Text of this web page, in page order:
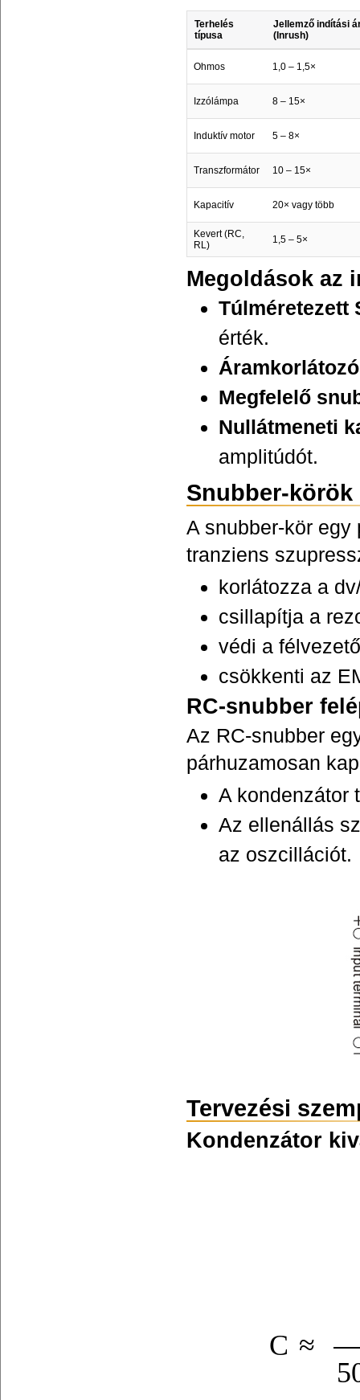
Terhelés
típusa
Jellemző indítási
(Inrush)
Ohmos 1,0 – 1,5×
Izzólámpa 8 – 15×
Induktív motor 5 – 8×
Transzformátor 10 – 15×
Kapacitív 20× vagy több
Kevert (RC,
RL)
1,5 – 5×
Megoldások az
Túlméretezett
érték.
Megfelelő
Nullátmeneti
amplitúdót.
Snubber-körök
A snubber-kör
tranziens
korlátozza a
csillapítja a
védi a
csökkenti az
RC-snubber
Az RC-snubber
párhuzamosan
A kondenzátor
Az ellenállás
az oszcillációt.
Tervezési
Kondenzátor